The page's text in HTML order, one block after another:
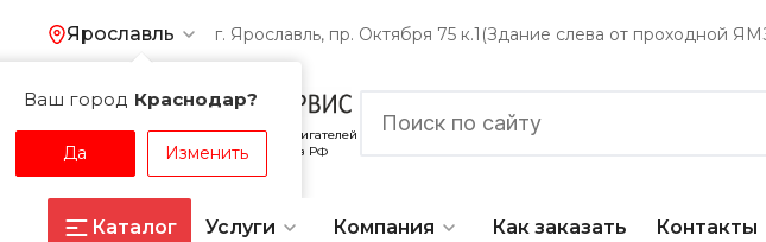
Ярославль
Ваш город Краснодар?
Да Изменить
г. Ярославль, пр. Октября 75 к.1(Здание слева от проходной
Официальный поставщик дизельных двигателей
и запчастей ЯМЗ, ТМЗ, Камаз, ММЗ в РФ
Каталог Услуги Компания Как заказать Контакты